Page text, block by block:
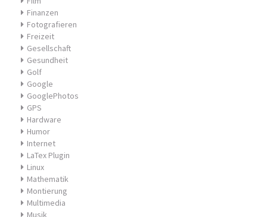
Finanzen
Fotografieren
Freizeit
Gesellschaft
Gesundheit
Golf
Google
GooglePhotos
GPS
Hardware
Humor
Internet
LaTex Plugin
Linux
Mathematik
Montierung
Multimedia
Musik